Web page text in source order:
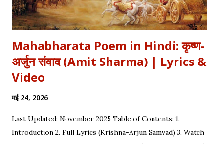
Mahabharata Poem in Hindi: कृष्ण-
अर्जुन संवाद (Amit Sharma) | Lyrics &
Video
मई 24, 2026
Last Updated: November 2025 Table of Contents: 1.
Introduction 2. Full Lyrics (Krishna-Arjun Samvad) 3. Watch